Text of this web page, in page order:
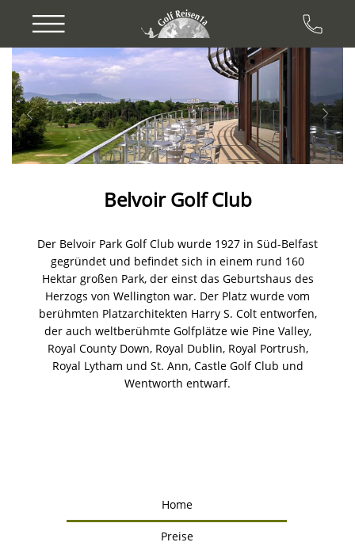
Previous Next
Belvoir Golf Club
Der Belvoir Park Golf Club wurde 1927 in Süd-Belfast
gegründet und befindet sich in einem rund 160
Hektar großen Park, der einst das Geburtshaus des
Herzogs von Wellington war. Der Platz wurde vom
berühmten Platzarchitekten Harry S. Colt entworfen,
der auch weltberühmte Golfplätze wie Pine Valley,
Royal County Down, Royal Dublin, Royal Portrush,
Royal Lytham und St. Ann, Castle Golf Club und
Wentworth entwarf.
Home
Preise